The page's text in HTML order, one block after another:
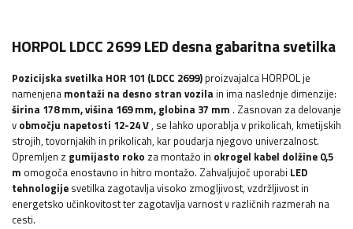
HORPOL LDCC 2699 LED desna gabaritna svetilka
Pozicijska svetilka HOR 101 (LDCC 2699) proizvajalca HORPOL je
namenjena montaži na desno stran vozila in ima naslednje dimenzije:
širina 178 mm, višina 169 mm, globina 37 mm . Zasnovan za delovanje
v območju napetosti 12-24 V, se lahko uporablja v prikolicah, kmetijskih
strojih, tovornjakih in prikolicah, kar poudarja njegovo univerzalnost.
Opremljen z gumijasto roko za montažo in okrogel kabel dolžine 0,5
m omogoča enostavno in hitro montažo. Zahvaljujoč uporabi LED
tehnologije svetilka zagotavlja visoko zmogljivost, vzdržljivost in
energetsko učinkovitost ter zagotavlja varnost v različnih razmerah na
cesti.